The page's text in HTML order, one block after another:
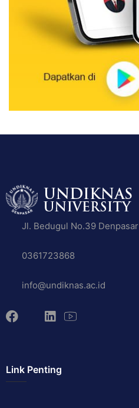
Jl. Bedugul No.39 Denpasar
0361723868
info@undiknas.ac.id
Link Penting